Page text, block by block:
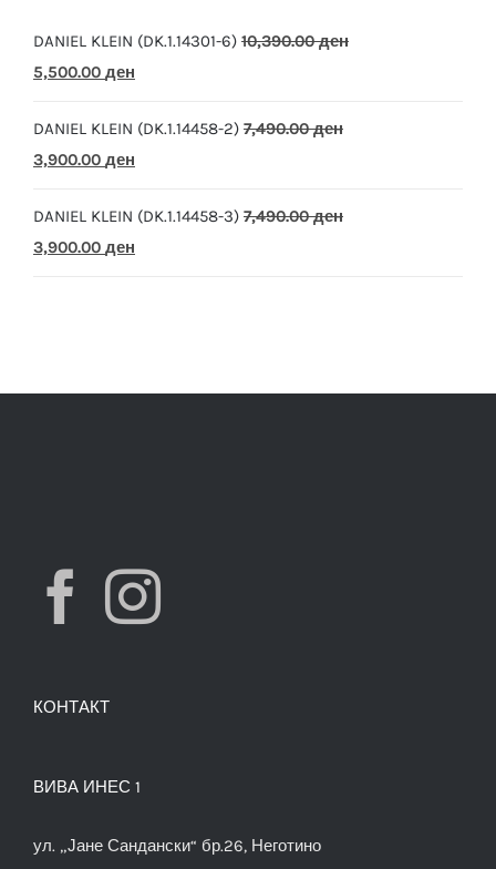
DANIEL KLEIN (DK.1.14301-6) 10,390.00ден
Original
was:
10,390.00 ден.
5,500.00 ден
is:
5,500.00 ден.
DANIEL KLEIN (DK.1.14458-2) 7,490.00ден
Original
was:
7,490.00 ден.
3,900.00 ден
is:
3,900.00 ден.
DANIEL KLEIN (DK.1.14458-3) 7,490.00ден
Original
3,900.00 ден
КОНТАКТ
ВИВА ИНЕС 1
ул. „Јане Сандански“ бр.26, Неготино